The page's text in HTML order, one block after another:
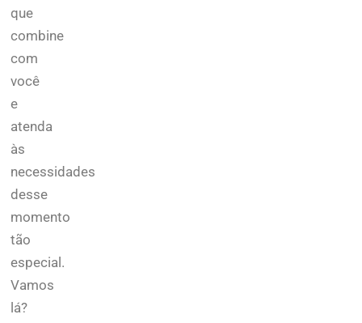
que
combine
com
você
e
atenda
às
necessidades
desse
momento
tão
especial.
Vamos
lá?